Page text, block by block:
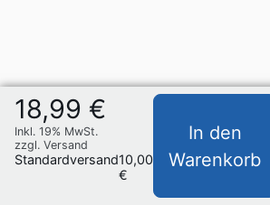
18,99 €
Inkl. 19% MwSt.
zzgl. Versand
Standardversand10,00
€
In den
Warenkorb